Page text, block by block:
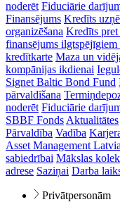
noderēt Fiduciārie
Finansējums Kredīts
organizēšana Kredīts
finansējums
kredītkarte Maza un
kompānijas ikdienai
Signet Baltic Bond Fund
pārvaldīšana
noderēt Fiduciārie
SBBF Fonds Aktualitātes
Pārvaldība Vadība
Asset Management Latvia
sabiedrībai Mākslas
adrese Saziņai Darba
Privātpersonām